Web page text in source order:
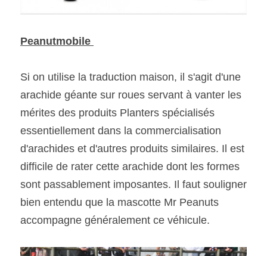
Peanutmobile
Si on utilise la traduction maison, il s'agit d'une
arachide géante sur roues servant à vanter les
mérites des produits Planters spécialisés
essentiellement dans la commercialisation
d'arachides et d'autres produits similaires. Il est
difficile de rater cette arachide dont les formes
sont passablement imposantes. Il faut souligner
bien entendu que la mascotte Mr Peanuts
accompagne généralement ce véhicule.